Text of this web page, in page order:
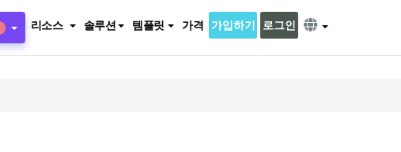
리소스 솔루션 템플릿 가격 가입하기 로그인